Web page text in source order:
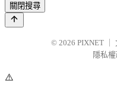
關閉搜尋
© 2026 PIXNET
隱私
⚠️